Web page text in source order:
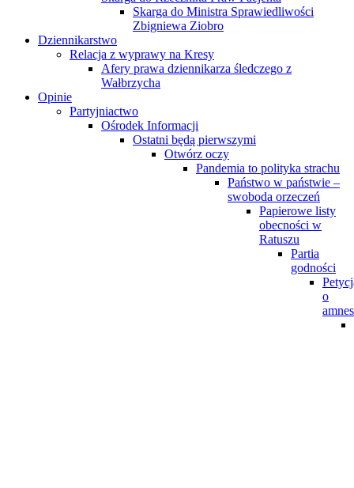
Skarga do Ministra Sprawiedliwości
Zbigniewa Ziobro
Dziennikarstwo
Relacja z wyprawy na Kresy
Afery prawa dziennikarza śledczego z
Wałbrzycha
Opinie
Partyjniactwo
Ośrodek Informacji
Ostatni będą pierwszymi
Otwórz oczy
Pandemia to polityka strachu
Państwo w państwie –
swoboda orzeczeń
Papierowe listy
obecności w
Ratuszu
Partia
godności
o